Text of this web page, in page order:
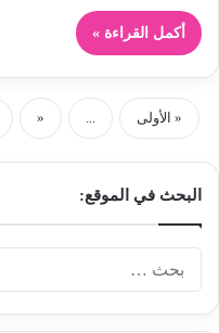
أكمل القراءة »
« الأولى «
البحث في الموقع: